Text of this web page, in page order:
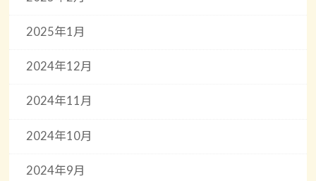
2025年1月
2024年12月
2024年11月
2024年10月
2024年9月